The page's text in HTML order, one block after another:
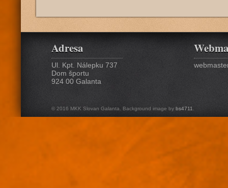
Adresa
Ul. Kpt. Nálepku 737
Dom športu
924 00 Galanta
© 2016 MKK Slovan Galanta. Background image by bs4711